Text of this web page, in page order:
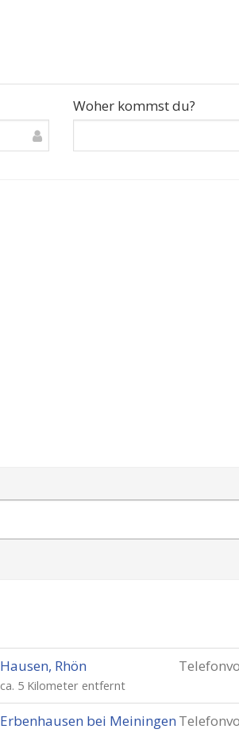
Woher kommst du?
Hausen, Rhön
ca. 5 Kilometer entfernt
Erbenhausen bei Meiningen